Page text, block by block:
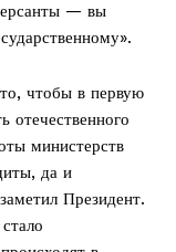
— вы
чтобы в первую
отечественного
министерств
да и
Президент.